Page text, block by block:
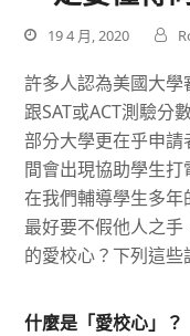
19 4 月, 2020
許多人認為美國大
跟SAT或ACT測驗分
部分大學更在乎申
間會出現協助學生打
在我們輔導學生多年
最好要不假他人之
的愛校心？下列這些
什麼是「愛校心」？